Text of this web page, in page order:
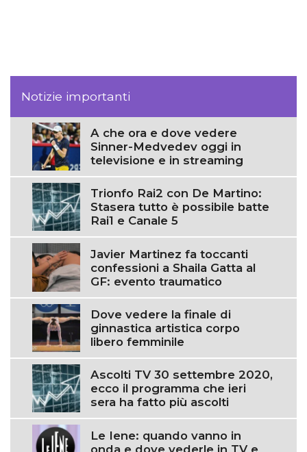
Notizie importanti
A che ora e dove vedere
Sinner-Medvedev oggi in
televisione e in streaming
Trionfo Rai2 con De Martino:
Stasera tutto è possibile batte
Rai1 e Canale 5
Javier Martinez fa toccanti
confessioni a Shaila Gatta al
GF: evento traumatico
Dove vedere la finale di
ginnastica artistica corpo
libero femminile
Ascolti TV 30 settembre 2020,
ecco il programma che ieri
sera ha fatto più ascolti
Le Iene: quando vanno in
onda e dove vederle in TV e